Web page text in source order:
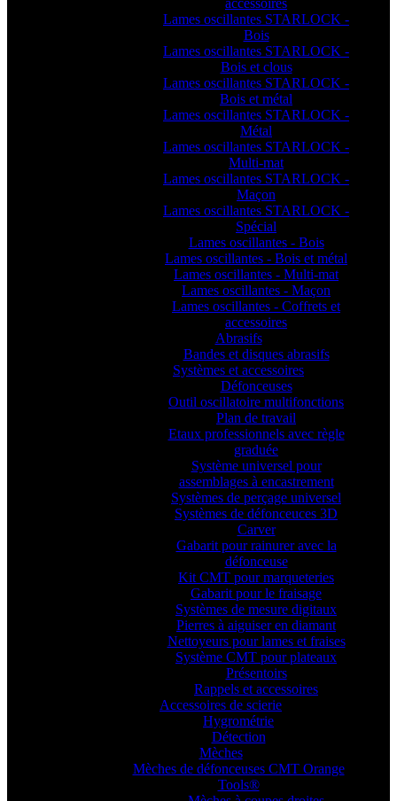
accessoires
Lames oscillantes STARLOCK -
Bois
Lames oscillantes STARLOCK -
Bois et clous
Lames oscillantes STARLOCK -
Bois et métal
Lames oscillantes STARLOCK -
Métal
Lames oscillantes STARLOCK -
Multi-mat
Lames oscillantes STARLOCK -
Maçon
Lames oscillantes STARLOCK -
Spécial
Lames oscillantes - Bois
Lames oscillantes - Bois et métal
Lames oscillantes - Multi-mat
Lames oscillantes - Maçon
Lames oscillantes - Coffrets et
accessoires
Abrasifs
Bandes et disques abrasifs
Systèmes et accessoires
Défonceuses
Outil oscillatoire multifonctions
Plan de travail
Etaux professionnels avec règle
graduée
Système universel pour
assemblages à encastrement
Systèmes de perçage universel
Systèmes de défonceuces 3D
Carver
Gabarit pour rainurer avec la
défonceuse
Kit CMT pour marqueteries
Gabarit pour le fraisage
Systèmes de mesure digitaux
Pierres à aiguiser en diamant
Nettoyeurs pour lames et fraises
Système CMT pour plateaux
Présentoirs
Rappels et accessoires
Accessoires de scierie
Hygrométrie
Détection
Mèches
Mèches de défonceuses CMT Orange
Tools®